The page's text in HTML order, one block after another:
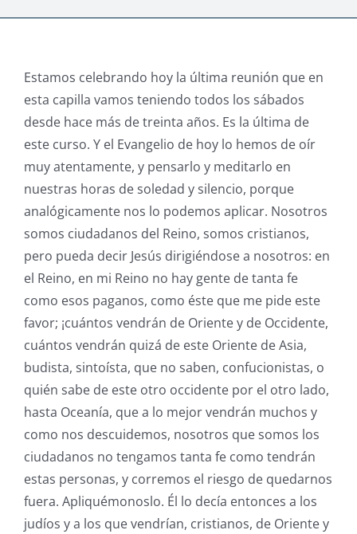
Estamos celebrando hoy la última reunión que en
esta capilla vamos teniendo todos los sábados
desde hace más de treinta años. Es la última de
este curso. Y el Evangelio de hoy lo hemos de oír
muy atentamente, y pensarlo y meditarlo en
nuestras horas de soledad y silencio, porque
analógicamente nos lo podemos aplicar. Nosotros
somos ciudadanos del Reino, somos cristianos,
pero pueda decir Jesús dirigiéndose a nosotros: en
el Reino, en mi Reino no hay gente de tanta fe
como esos paganos, como éste que me pide este
favor; ¡cuántos vendrán de Oriente y de Occidente,
cuántos vendrán quizá de este Oriente de Asia,
budista, sintoísta, que no saben, confucionistas, o
quién sabe de este otro occidente por el otro lado,
hasta Oceanía, que a lo mejor vendrán muchos y
como nos descuidemos, nosotros que somos los
ciudadanos no tengamos tanta fe como tendrán
estas personas, y corremos el riesgo de quedarnos
fuera. Apliquémonoslo. Él lo decía entonces a los
judíos y a los que vendrían, cristianos, de Oriente y